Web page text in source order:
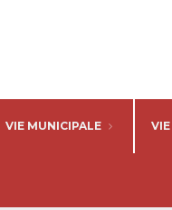
VIE MUNICIPALE